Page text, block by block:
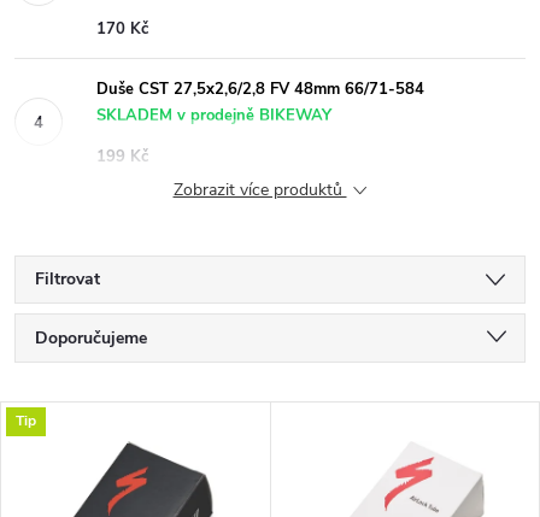
170 Kč
Duše CST 27,5x2,6/2,8 FV 48mm 66/71-584
SKLADEM v prodejně BIKEWAY
199 Kč
Zobrazit více produktů
Filtrovat
Ř
a
Doporučujeme
Nejdražší
Nejprodávanější
V
Tip